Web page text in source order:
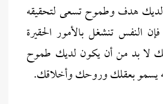
لديك هدف وطموح تسعى لتحقيقه
النفس تنشغل بالأمور الحقيرة
لا بد من أن يكون لديك طموح
يسمو بعقلك وروحك وأخلاقك.